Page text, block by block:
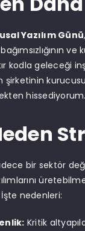
Yazılım Günü
kodla geleceği
şirketinin
hissediyorum.
bir sektör
nedenleri:
Kritik